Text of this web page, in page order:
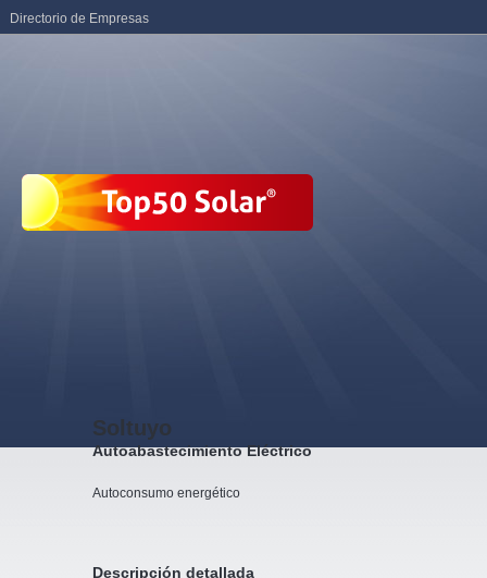
Soltuyo
Autoabastecimiento Eléctrico
Autoconsumo energético
Descripción detallada
Directorio de Empresas